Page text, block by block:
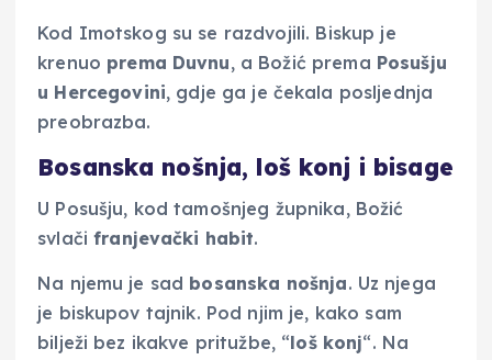
Kod Imotskog su se razdvojili. Biskup je
krenuo prema Duvnu, a Božić prema Posušju
u Hercegovini, gdje ga je čekala posljednja
preobrazba.
Bosanska nošnja, loš konj i bisage
U Posušju, kod tamošnjeg župnika, Božić
svlačifranjevački habit.
Na njemu je sad bosanska nošnja. Uz njega
je biskupov tajnik. Pod njim je, kako sam
bilježi bez ikakve pritužbe, “loš konj“. Na